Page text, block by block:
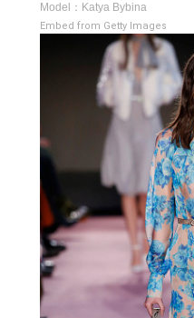
Model：Katya Bybina
Embed from Getty Images